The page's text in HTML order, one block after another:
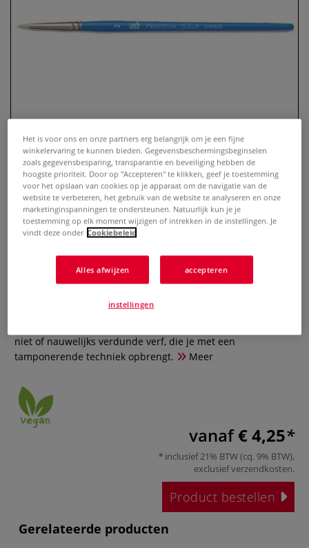
PRINCETON™ | Select™ penseel ○
scumbler — varkenshaar
0 Beoordeling
aquarelverf & gouache en olieverf — heeft een wat kortere
niet of nauwelijks verdunde verf, die je met een
tamponerende techniek opbrengt.
Meer
vanaf€ 4,25
inclusief 21% BTW (cq. 9% BTW),
exclusiefverzendkosten.
Product bestellen
Gerelateerde producten
Het is voor ons en onze partners erg belangrijk om je een fijne
winkelervaring te kunnen bieden. Gegevensbeschermingsbeginselen
zoals gegevensbesparing, transparantie en beveiliging hebben de
hoogste prioriteit. Door op "Accepteren" te klikken, geef je toestemming
voor het opslaan van cookies op je apparaat om de navigatie van de
website te verbeteren, het gebruik van de website te analyseren en onze
marketinginspanningen te ondersteunen. Natuurlijk kun je je
toestemming op elk moment wijzigen of intrekken in de instellingen. Je
vindt deze onder Cookiebeleid
Alles afwijzen accepteren
instellingen